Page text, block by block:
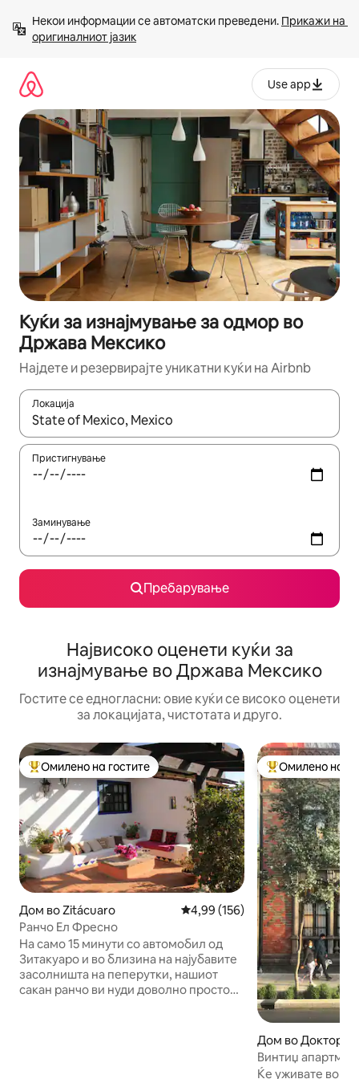
содржина
Некои информации се автоматски преведени. Прикажи на
оригиналниот јазик
Use app
Куќи за изнајмување за одмор во
Држава Мексико
Најдете и резервирајте уникатни куќи на Airbnb
Локација
Кога резултатите се достапни, движете се со копчињата
Пристигнување
Заминување
Пребарување
Највисоко оценети куќи за
изнајмување во Држава Мексико
Гостите се едногласни: овие куќи се високо оценети
за локацијата, чистотата и друго.
Меѓу најуспешните „Омилени на гостите“
Омилено на гостите
Дом во Zitácuaro Просечна оцена: 4,99 од 5,
4,99 (156)
Ранчо Ел Фресно
На само 15 минути со автомобил од
Зитакуаро и во близина на најубавите
засолништа на пеперутки, нашиот
сакан ранчо ви нуди доволно простор
МеѓуОмилено на
Дом во Доктори
Винтиџ
home
Ќе уживате во